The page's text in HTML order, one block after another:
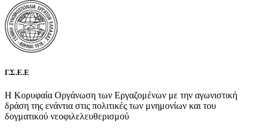
Γ.Σ.Ε.Ε
Η Κορυφαία Οργάνωση των Εργαζομένων με την αγωνιστική
δράση της ενάντια στις πολιτικές των μνημονίων και του
δογματικού νεοφιλελευθερισμού